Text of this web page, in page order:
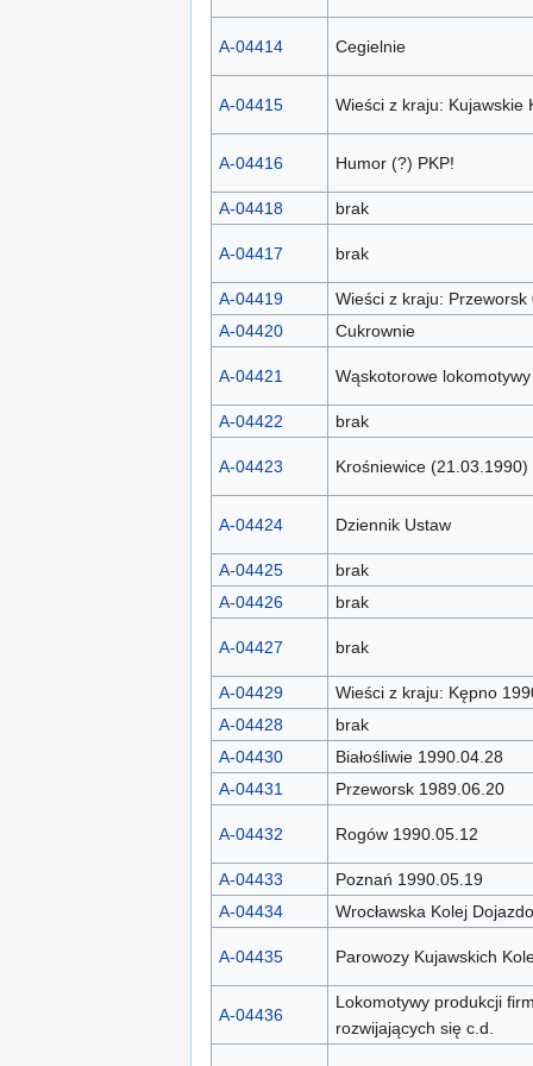
A-04414 Cegielnie
A-04415 Wieści z kraju: Kujawskie
A-04416 Humor (?) PKP!
A-04418 brak
A-04417 brak
A-04419
Wieści z kraju: Przeworsk
A-04420
Cukrownie
A-04421 Wąskotorowe
A-04422 brak
A-04423 Krośniewice (21.03.1990)
A-04424 Dziennik Ustaw
A-04425
brak
A-04426
brak
A-04427 brak
A-04429
Wieści z kraju: Kępno
A-04428
brak
A-04430
Białośliwie 1990.04.28
A-04431
Przeworsk 1989.06.20
A-04432 Rogów 1990.05.12
A-04433
Poznań 1990.05.19
A-04434
Wrocławska Kolej
A-04435 Parowozy Kujawskich
A-04436
Lokomotywy produkcji
rozwijających się c.d.